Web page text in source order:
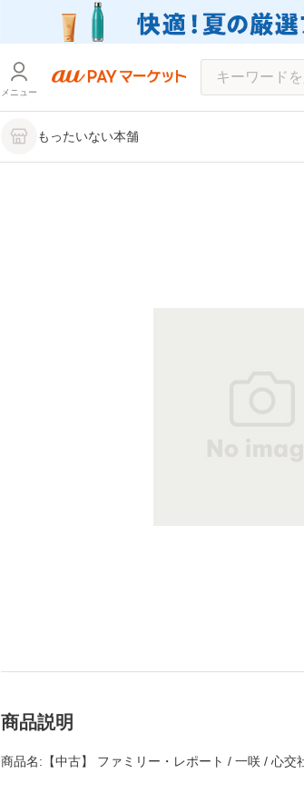
メニュー
もったいない本舗
商品説明
商品名:【中古】 ファミリー・レポート / 一咲 / 心交